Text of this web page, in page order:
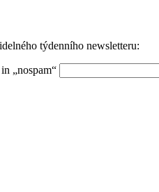
týdenního newsletteru:
„nospam“